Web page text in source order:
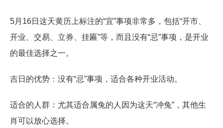
5月16日这天黄历上标注的“宜”事项非常多，包括“开市、
开业、交易、立券、挂匾”等，而且没有“忌”事项，是开业
的最佳选择之一。
吉日的优势：没有“忌”事项，适合各种开业活动。
适合的人群：尤其适合属兔的人因为这天“冲兔”，其他生
肖可以放心选择。